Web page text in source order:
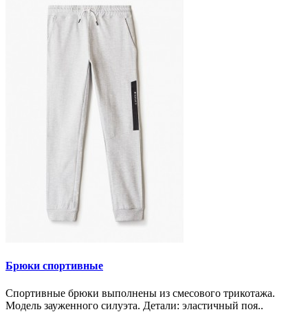
Брюки спортивные
Спортивные брюки выполнены из смесового трикотажа.
Модель зауженного силуэта. Детали: эластичный поя..